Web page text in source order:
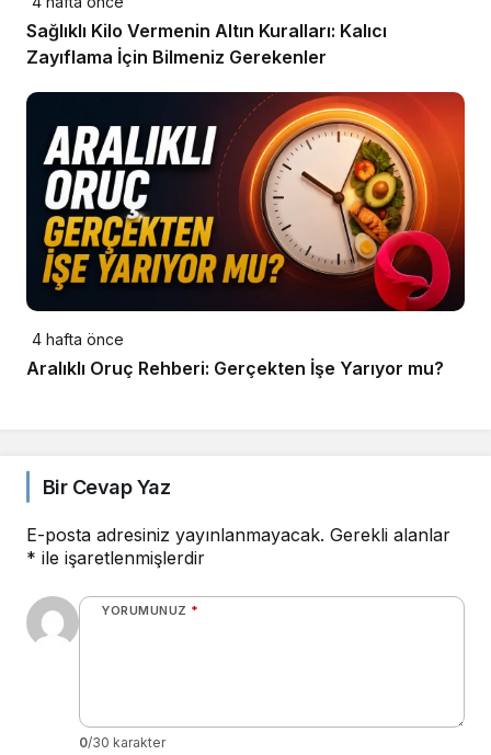
Sağlıklı Kilo Vermenin Altın Kuralları: Kalıcı
Zayıflama İçin Bilmeniz Gerekenler
4 hafta önce
Aralıklı Oruç Rehberi: Gerçekten İşe Yarıyor mu?
Bir Cevap Yaz
E-posta adresiniz yayınlanmayacak. Gerekli alanlar
* ile işaretlenmişlerdir
YORUMUNUZ *
0/30 karakter